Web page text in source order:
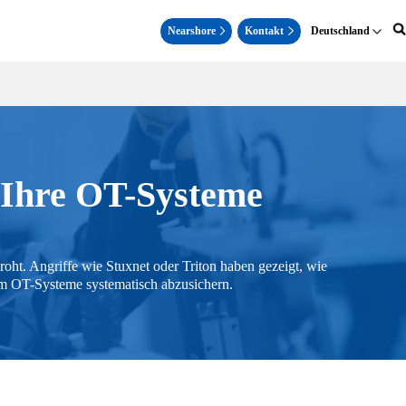
Nearshore Kontakt Deutschland
OT-Systeme
Angriffe wie Stuxnet oder Triton haben gezeigt, wie
Systeme systematisch abzusichern.